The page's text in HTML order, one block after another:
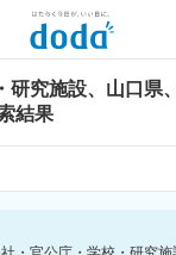
研究施設、山口県
結果